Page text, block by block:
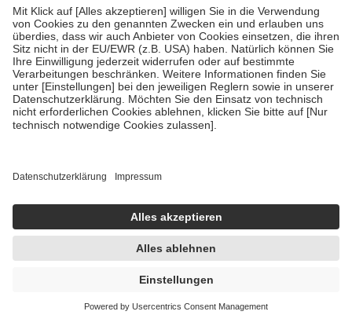
Verordnung.
Um das Engagement der Versicherten für ihre eigene Gesundheit zu
stärken und die besondere Stellung der Familie zu unterstützen,
fallenkeine Zuzahlungenan bei:
• Kindern und Jugendlichen bis zum vollendeten 18. Lebensjahr
mit Ausnahme der Fahrkosten
• Untersuchungen zur Vorsorge und Früherkennung, die von der
GKV getragen werden
Einholung von Bewertungen. Trusted Shops hat Maßnahmen
getroffen, um sicherzustellen, dass es sich um echte Bewertungen
handelt. Mehr Informationen findest du hier:
https://help.etrusted.com/hc/de/articles/4419944605341